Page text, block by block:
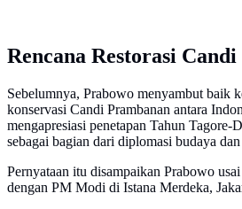
Rencana Restorasi Candi
Sebelumnya, Prabowo menyambut baik
konservasi Candi Prambanan antara
mengapresiasi penetapan Tahun Tagore-
sebagai bagian dari diplomasi budaya
Pernyataan itu disampaikan Prabowo
dengan PM Modi di Istana Merdeka,